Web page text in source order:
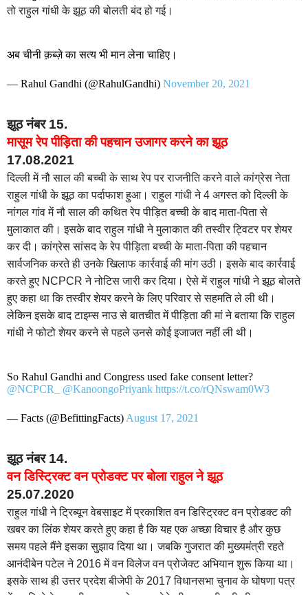
तो राहुल गांधी के झूठ की बोलती बंद हो गई।
अब चीनी क़ब्ज़े का सत्य भी मान लेना चाहिए।
— Rahul Gandhi (@RahulGandhi) November 20, 2021
झूठ नंबर 15.
मासूम रेप पीड़िता की पहचान उजागर करने का झूठ
17.08.2021
दिल्ली में नौ साल की बच्ची के साथ रेप पर राजनीति करने वाले कांग्रेस नेता
राहुल गांधी के झूठ का पर्दाफाश हुआ। राहुल गांधी ने 4 अगस्त को दिल्ली के
नांगल गांव में नौ साल की कथित रेप पीड़ित बच्ची के बाद माता-पिता से
मुलाकात की। इसके बाद राहुल गांधी ने मुलाकात की तस्वीर ट्विटर पर शेयर
कर दी। कांग्रेस सांसद के रेप पीड़िता बच्ची के माता-पिता की पहचान
सार्वजनिक करते ही उनके खिलाफ कार्रवाई की मांग उठी। इसके बाद कार्रवाई
करते हुए NCPCR ने नोटिस जारी कर दिया। ऐसे में राहुल गांधी ने झूठ बोलते
हुए कहा था कि तस्वीर शेयर करने के लिए परिवार से सहमति ले ली थी।
लेकिन इसके बाद टाइम्स नाउ से बातचीत में पीड़िता की मां ने बताया कि राहुल
गांधी ने फोटो शेयर करने से पहले उनसे कोई इजाजत नहीं ली थी।
So Rahul Gandhi and Congress used fake consent letter?
@NCPCR_
@KanoongoPriyank https://t.co/rQNswam0W3
— Facts (@BefittingFacts) August 17, 2021
झूठ नंबर 14.
वन डिस्ट्रिक्ट वन प्रोडक्ट पर बोला राहुल ने झूठ
25.07.2020
राहुल गांधी ने ट्रिब्यून वेबसाइट में प्रकाशित वन डिस्ट्रिक्ट वन प्रोडक्ट की
खबर का लिंक शेयर करते हुए कहा है कि यह एक अच्छा विचार है और कुछ
समय पहले मैंने इसका सुझाव दिया था। जबकि गुजरात की मुख्यमंत्री रहते
आनंदीबेन पटेल ने 2016 में वन विलेज वन प्रोजेक्ट अभियान शुरू किया था।
इसके साथ ही उत्तर प्रदेश बीजेपी के 2017 विधानसभा चुनाव के घोषणा पत्र